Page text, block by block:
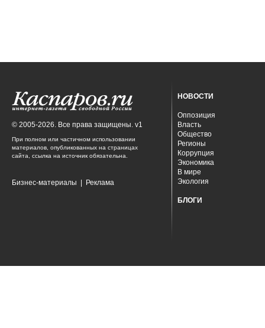
© 2005-2026. Все права защищены. v1
При полном или частичном использовании
материалов, опубликованных на страницах
сайта, ссылка на источник обязательна.
Бизнес-материалы Реклама
НОВОСТИ
Оппозиция
Власть
Общество
Регионы
Коррупция
Экономика
В мире
Экология
БЛОГИ